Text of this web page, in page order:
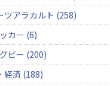
ツアラカルト (258)
カー (6)
ビー (200)
経済 (188)